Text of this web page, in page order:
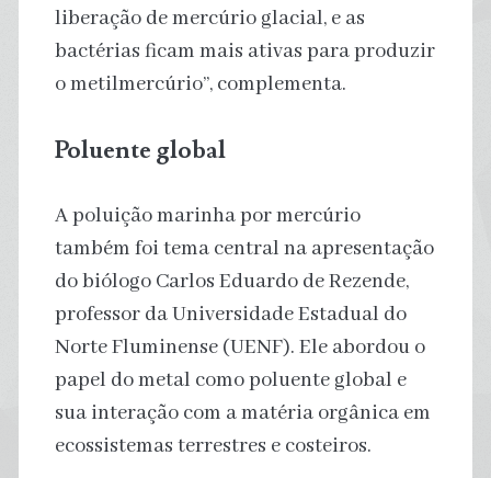
liberação de mercúrio glacial, e as
bactérias ficam mais ativas para produzir
o metilmercúrio”, complementa.
Poluente global
A poluição marinha por mercúrio
também foi tema central na apresentação
do biólogo Carlos Eduardo de Rezende,
professor da Universidade Estadual do
Norte Fluminense (UENF). Ele abordou o
papel do metal como poluente global e
sua interação com a matéria orgânica em
ecossistemas terrestres e costeiros.